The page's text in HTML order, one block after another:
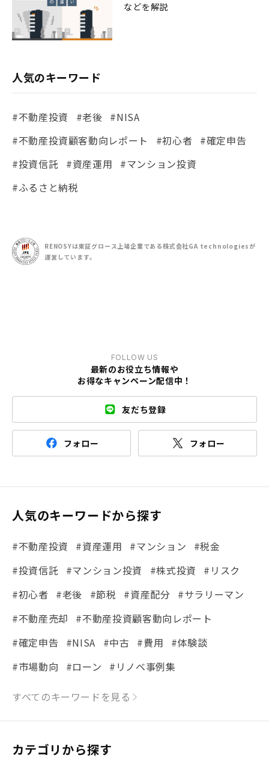
などを解説
人気のキーワード
#不動産投資 #老後 #NISA
#不動産投資顧客動向レポート
#初心者
#確定申告
#投資信託
#資産運用
#マンション投資
#ふるさと納税
FOLLOW US
最新のお役立ち情報や
お得なキャンペーン配信中！
友だち登録
フォロー フォロー
RENOSYは東証グロース上場企業である株式会社GA technologiesが
運営しています。
人気のキーワードから探す
#不動産投資 #資産運用 #マンション
#税金
#投資信託
#マンション投資 #株式投資
#リスク
#初心者
#老後 #節税 #資産配分 #サラリーマン
#不動産売却
#不動産投資顧客動向レポート
#確定申告
#NISA #中古 #費用
#体験談
#市場動向
#ローン
#リノベ事例集
#シミュレーション #まちの住みやすさ発見！
すべてのキーワードを見る
カテゴリから探す